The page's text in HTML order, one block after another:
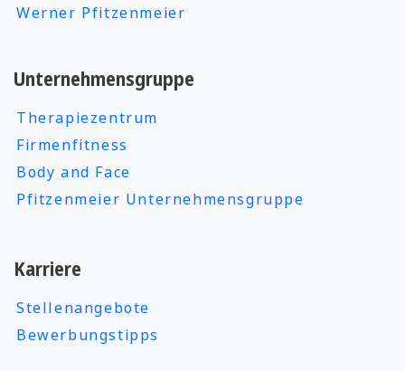
Werner Pfitzenmeier
Unternehmensgruppe
Therapiezentrum
Firmenfitness
Body and Face
Pfitzenmeier Unternehmensgruppe
Karriere
Stellenangebote
Bewerbungstipps